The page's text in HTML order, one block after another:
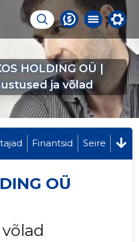
HOLDING OÜ |
ja võlad
Finantsid Seire
OÜ